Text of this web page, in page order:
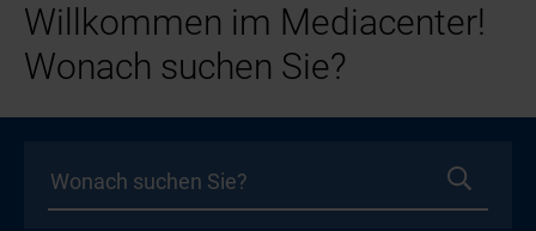
Willkommen im Mediacenter!
Wonach suchen Sie?